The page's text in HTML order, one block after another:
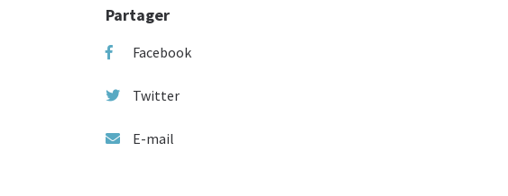
Partager
Facebook
Twitter
E-mail